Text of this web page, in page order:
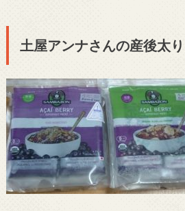
土屋アンナさんの産後太